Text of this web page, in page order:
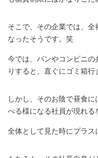
そこで、その企業では、
なったそうです。笑
今では、パンやコンビニの
りすると、 直ぐにゴミ箱行
しかし、そのお陰で昼食
べる様になる社員が現れる
全体として見た時にプラス